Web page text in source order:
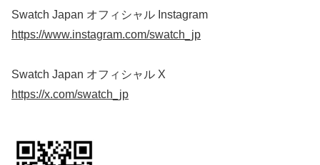
Swatch Japan オフィシャル Instagram
https://www.instagram.com/swatch_jp
Swatch Japan オフィシャル X
https://x.com/swatch_jp